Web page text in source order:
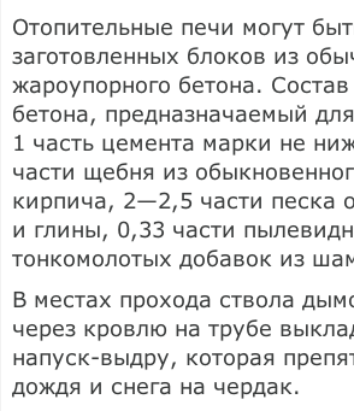
Отопительные печи могут
заготовленных блоков из
жароупорного бетона.
бетона, предназначаемый
1 часть цемента марки не
части щебня из
кирпича, 2—2,5 части песка
и глины, 0,33 части
тонкомолотых добавок из
В местах прохода ствола
через кровлю на трубе
напуск-выдру, которая
дождя и снега на чердак.